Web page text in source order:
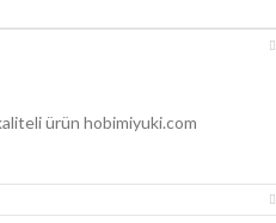
ürün hobimiyuki.com